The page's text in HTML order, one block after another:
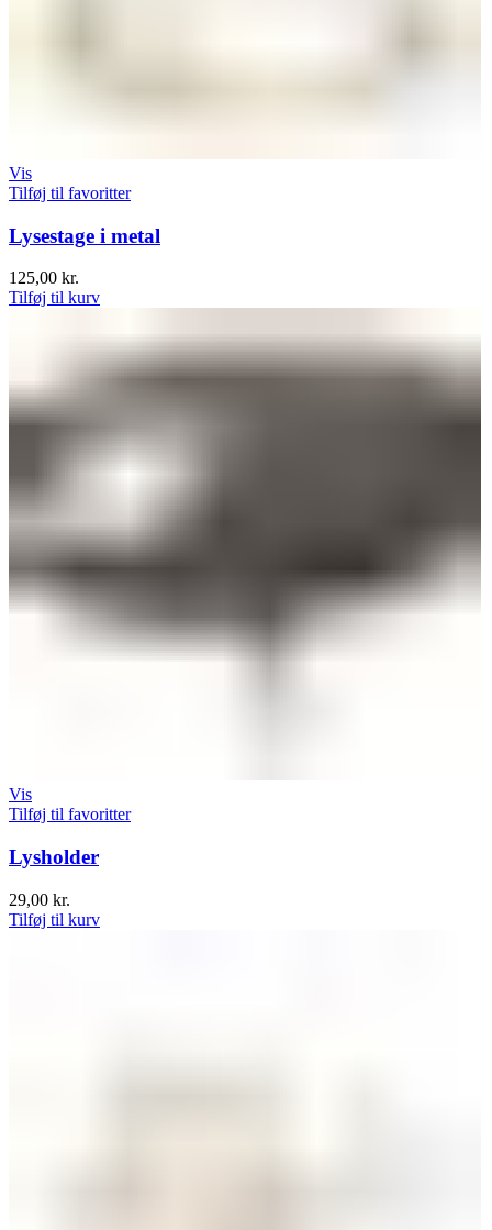
Vis
Tilføj til favoritter
Lysestage i metal
125,00 kr.
Tilføj til kurv
Vis
Tilføj til favoritter
Lysholder
29,00 kr.
Tilføj til kurv